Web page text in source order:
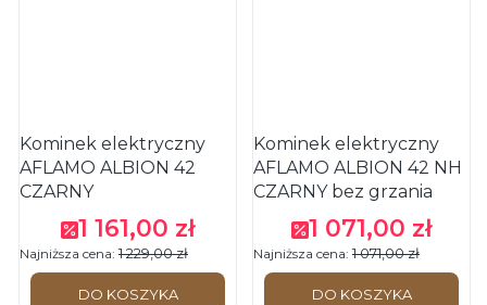
Kominek elektryczny
AFLAMO ALBION 42
CZARNY
Cena promocyjna
1 161,00 zł
Najniższa cena: 1 229,00 zł
DO KOSZYKA
Kominek elektryczny
AFLAMO ALBION 42 NH
CZARNY bez grzania
Cena promocyjna
1 071,00 zł
Najniższa cena: 1 071,00 zł
DO KOSZYKA